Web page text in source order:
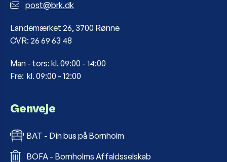
post@brk.dk
Landemærket 26, 3700 Rønne
CVR: 26 69 63 48
Man - tors: kl. 09:00 - 14:00
Fre: kl. 09:00 - 12:00
Genveje
BAT - Din bus på Bornholm
BOFA - Bornholms Affaldsselskab